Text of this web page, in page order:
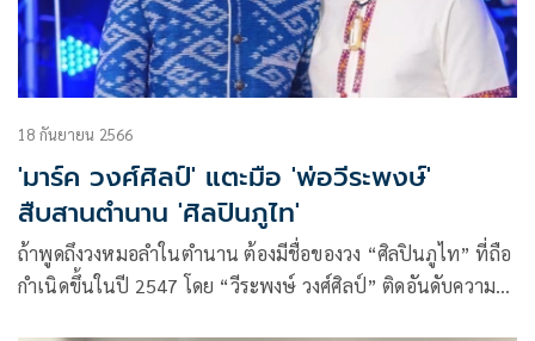
18 กันยายน 2566
'มาร์ค วงศ์ศิลป์' แตะมือ 'พ่อวีระพงษ์'
สืบสานตำนาน 'ศิลปินภูไท'
ถ้าพูดถึงวงหมอลำในตำนาน ต้องมีชื่อของวง “ศิลปินภูไท” ที่ถือ
กำเนิดขึ้นในปี 2547 โดย “วีระพงษ์ วงศ์ศิลป์” ติดอันดับความ